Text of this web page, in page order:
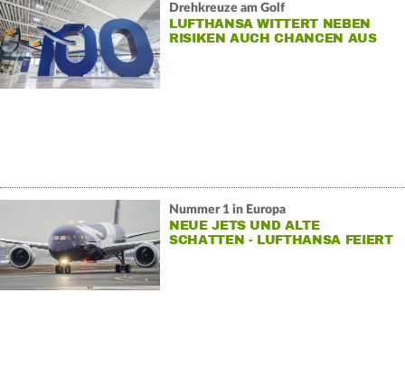
Drehkreuze am Golf
LUFTHANSA WITTERT NEBEN
RISIKEN AUCH CHANCEN AUS
Nummer 1 in Europa
NEUE JETS UND ALTE
SCHATTEN - LUFTHANSA FEIERT